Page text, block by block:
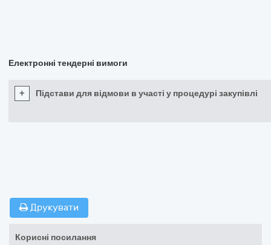
Електронні тендерні вимоги
+ Підстави для відмови в участі у процедурі закупівлі
Друкувати
Корисні посилання